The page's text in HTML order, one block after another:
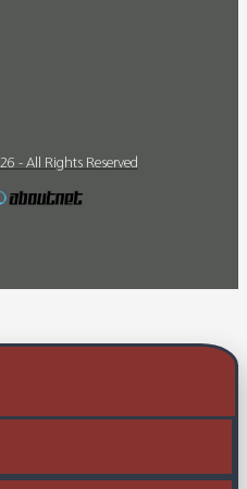
- All Rights Reserved